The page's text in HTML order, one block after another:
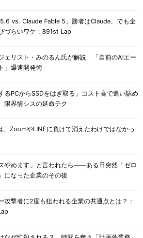
5.6 vs. Claude Fable 5」勝者はClaude、でも企
づらいワケ：891st Lap
ェリスト・みのるん氏が解説 「自前のAIエー
」爆速開発術
るPCからSSDをはぎ取る」コスト高で追い詰め
限界情シスの延命テク
、ZoomやLINEに負けて消えたわけではなかっ
スやめます」と言われたら――ある日突然「ゼロ
になった企業のその後
攻撃者に2度も狙われる企業の共通点とは？：